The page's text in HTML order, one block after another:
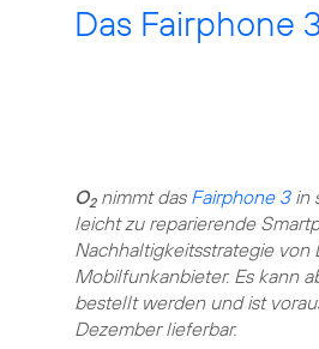
Das Fairphone
O2nimmt das Fairphone 3in
leicht zu reparierende
Nachhaltigkeitsstrategie
Mobilfunkanbieter. Es kann
bestellt werden und ist
Dezember lieferbar.